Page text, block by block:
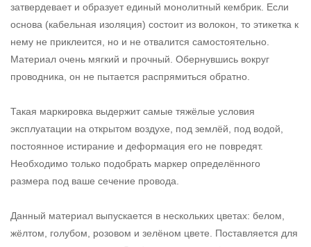
затвердевает и образует единый монолитный кембрик. Если
основа (кабельная изоляция) состоит из волокон, то этикетка к
нему не приклеится, но и не отвалится самостоятельно.
Материал очень мягкий и прочный. Обернувшись вокруг
проводника, он не пытается распрямиться обратно.
Такая маркировка выдержит самые тяжёлые условия
эксплуатации на открытом воздухе, под землёй, под водой,
постоянное истирание и деформация его не повредят.
Необходимо только подобрать маркер определённого
размера под ваше сечение провода.
Данный материал выпускается в нескольких цветах: белом,
жёлтом, голубом, розовом и зелёном цвете. Поставляется для